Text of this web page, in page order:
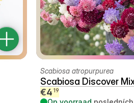
Scabiosa atropurpurea
Scabiosa Discover
€4 19